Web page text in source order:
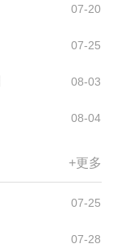
07-20
07-25
08-03
08-04
+更多
07-25
07-28